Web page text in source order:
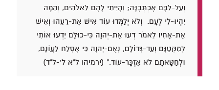
וְעַל-לִבָּם אֶכְתְּבֶנָּה; וְהָיִיתִי לָהֶם לֵאלֹהִים, וְהֵמָּה
יִהְיוּ-לִי לְעָם. וְלֹא יְלַמְּדוּ עוֹד אִישׁ אֶת-רֵעֵהוּ וְאִישׁ
אֶת-אָחִיו לֵאמֹר דְּעוּ אֶת-יְהוָה כִּי-כוּלָּם יֵדְעוּ אוֹתִי
לְמִקְּטַנָּם וְעַד-גְּדוֹלָם, נְאֻם-יְהוָה כִּי אֶסְלַח לַעֲו‍ֹנָם,
וּלְחַטָּאתָם לֹא אֶזְכָּר-עוֹד." (ירמיהו ל"א ל'-ל"ד)